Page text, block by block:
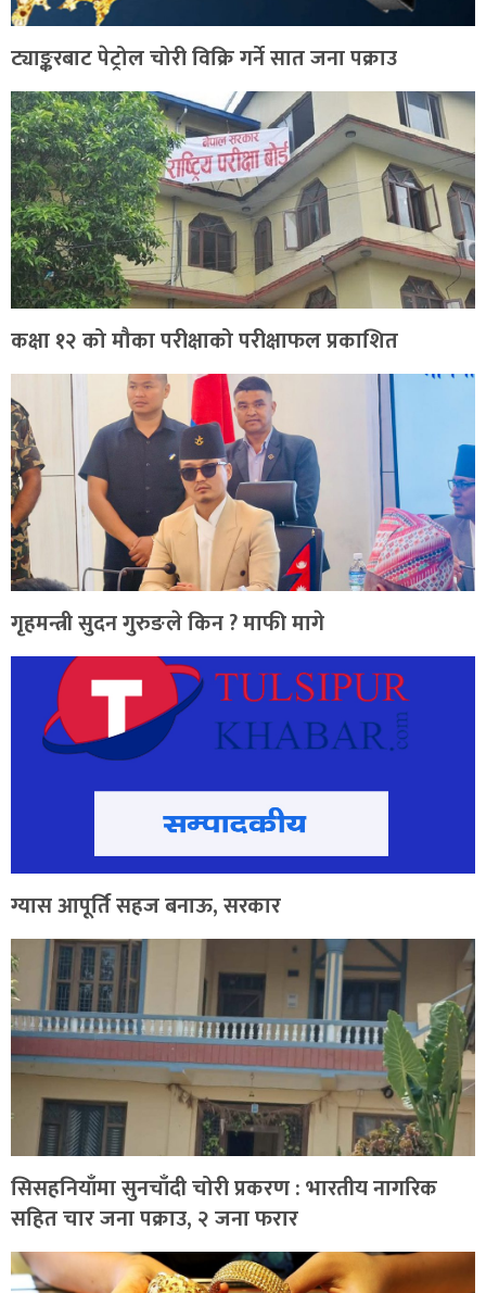
ट्याङ्करबाट पेट्रोल चोरी विक्रि गर्ने सात जना पक्राउ
कक्षा १२ को मौका परीक्षाको परीक्षाफल प्रकाशित
गृहमन्त्री सुदन गुरुङले किन ? माफी मागे
ग्यास आपूर्ति सहज बनाऊ, सरकार
सिसहनियाँमा सुनचाँदी चोरी प्रकरण : भारतीय नागरिक
सहित चार जना पक्राउ, २ जना फरार